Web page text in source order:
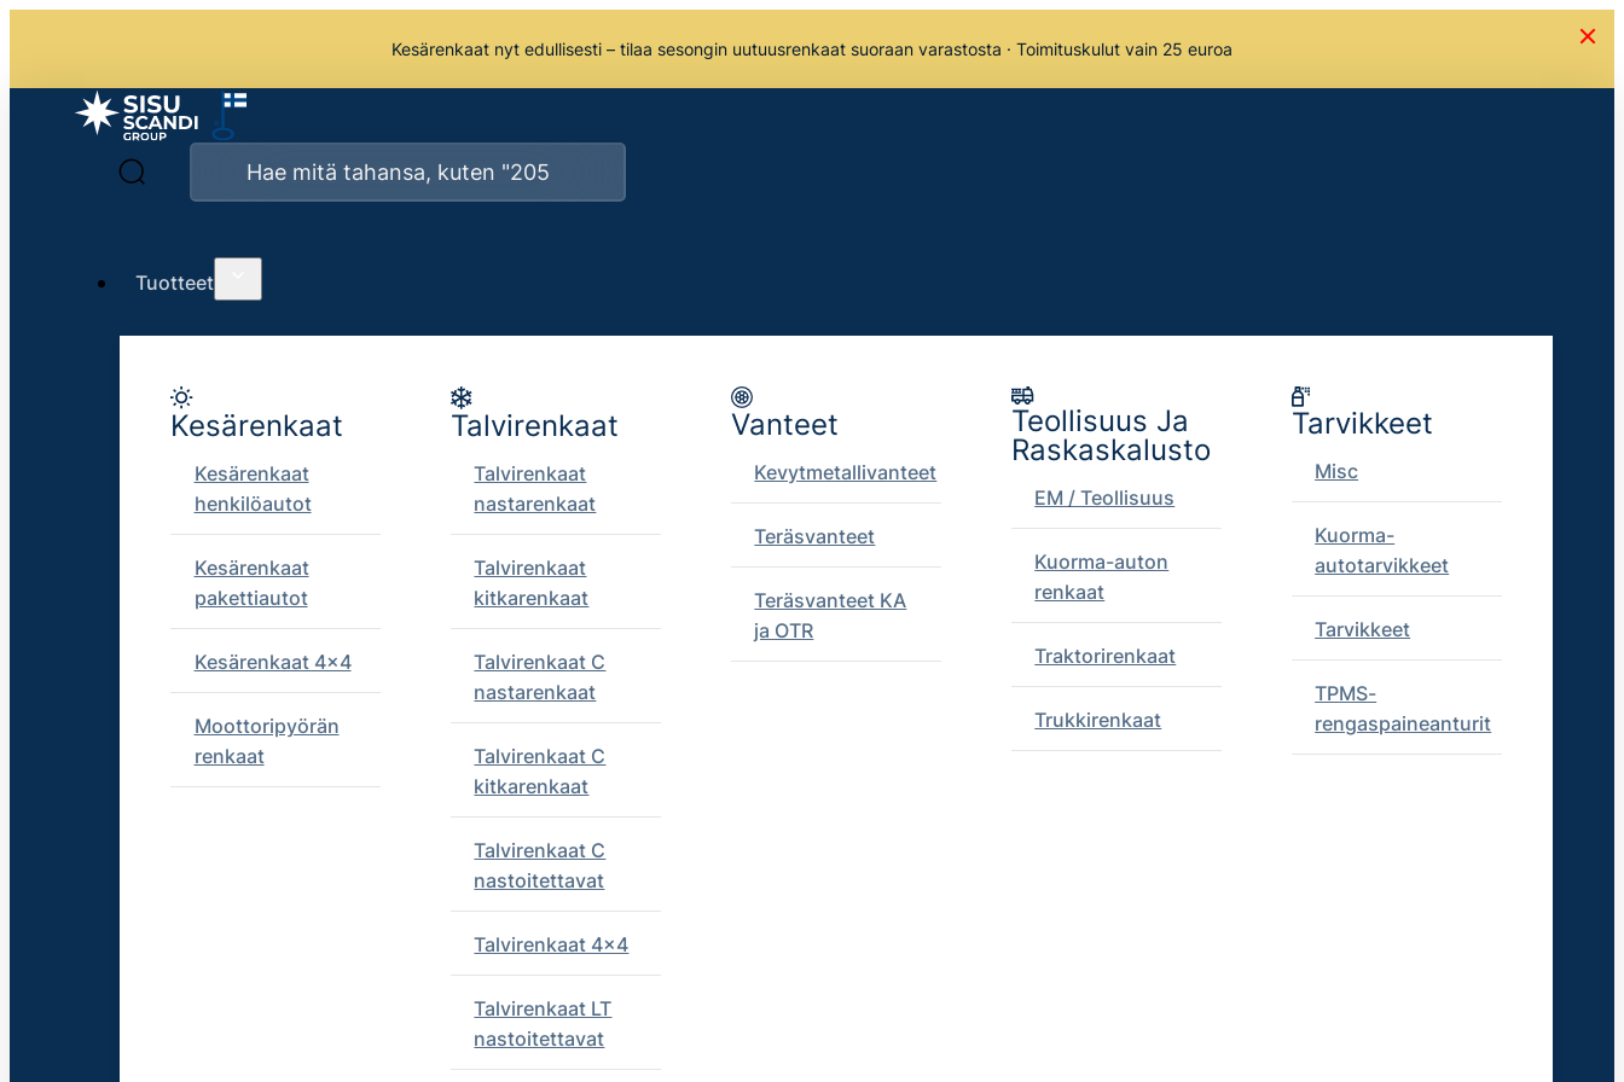
Kesärenkaat nyt edullisesti – tilaa sesongin uutuusrenkaat suoraan varastosta · Toimituskulut vain 25 euroa
Tuotteet
Kesärenkaat
Kesärenkaat
henkilöautot
Kesärenkaat
pakettiautot
Kesärenkaat 4x4
Moottoripyörän
renkaat
Talvirenkaat
Talvirenkaat
nastarenkaat
Talvirenkaat
kitkarenkaat
Talvirenkaat C
nastarenkaat
Talvirenkaat C
kitkarenkaat
Talvirenkaat C
nastoitettavat
Talvirenkaat 4x4
Talvirenkaat LT
nastoitettavat
Vanteet
Kevytmetallivanteet
Teräsvanteet
Teräsvanteet KA
ja OTR
Teollisuus Ja
Raskaskalusto
EM / Teollisuus
Kuorma-auton
renkaat
Traktorirenkaat
Trukkirenkaat
Tarvikkeet
Misc
Kuorma-
autotarvikkeet
Tarvikkeet
TPMS-
rengaspaineanturit